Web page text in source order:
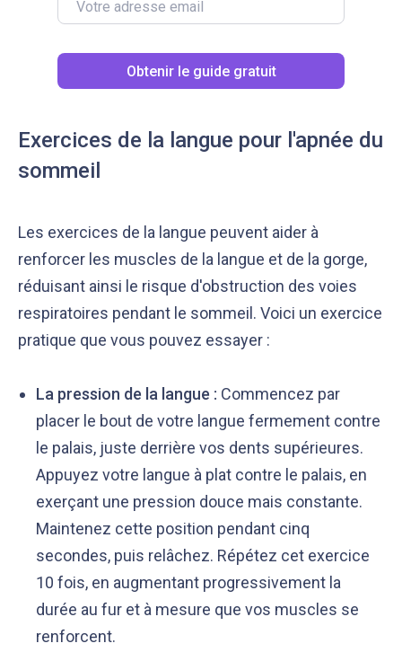
Obtenir le guide gratuit
Exercices de la langue pour l'apnée du
sommeil
Les exercices de la langue peuvent aider à
renforcer les muscles de la langue et de la gorge,
réduisant ainsi le risque d'obstruction des voies
respiratoires pendant le sommeil. Voici un exercice
pratique que vous pouvez essayer :
La pression de la langue : Commencez par
placer le bout de votre langue fermement contre
le palais, juste derrière vos dents supérieures.
Appuyez votre langue à plat contre le palais, en
exerçant une pression douce mais constante.
Maintenez cette position pendant cinq
secondes, puis relâchez. Répétez cet exercice
10 fois, en augmentant progressivement la
durée au fur et à mesure que vos muscles se
renforcent.